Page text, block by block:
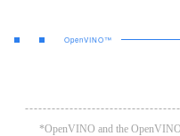
OpenVINO™
*OpenVINO and the